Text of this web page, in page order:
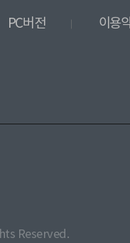
PC버전 이용
Reserved.